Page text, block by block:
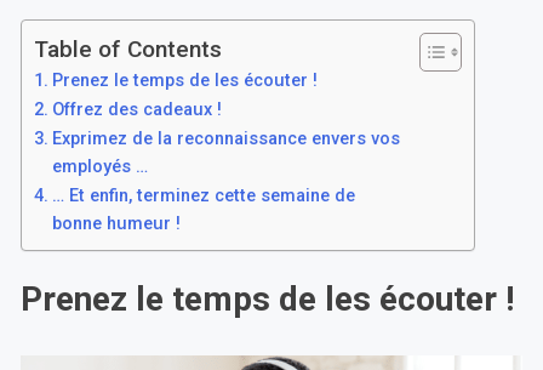
Table of Contents
Prenez le temps de les écouter !
Offrez des cadeaux !
Exprimez de la reconnaissance envers vos
employés …
… Et enfin, terminez cette semaine de
bonne humeur !
Prenez le temps de les écouter !